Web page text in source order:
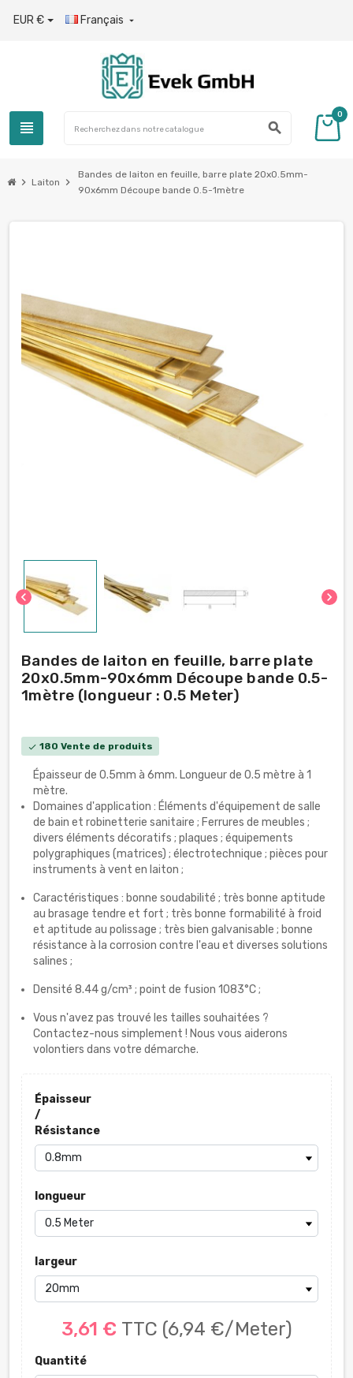
EUR € Français 
view_headline search
0
chevron_right Laiton chevron_right
Bandes de laiton en feuille, barre plate 20x0.5mm-
90x6mm Découpe bande 0.5-1mètre
chevron_left chevron_right
Bandes de laiton en feuille, barre plate
20x0.5mm-90x6mm Découpe bande 0.5-
1mètre (longueur : 0.5 Meter)
check 180 Vente de produits
Épaisseur de 0.5mm à 6mm. Longueur de 0.5 mètre à 1
mètre.
Domaines d'application : Éléments d'équipement de salle
de bain et robinetterie sanitaire ; Ferrures de meubles ;
divers éléments décoratifs ; plaques ; équipements
polygraphiques (matrices) ; électrotechnique ; pièces pour
instruments à vent en laiton ;
Caractéristiques : bonne soudabilité ; très bonne aptitude
au brasage tendre et fort ; très bonne formabilité à froid
et aptitude au polissage ; très bien galvanisable ; bonne
résistance à la corrosion contre l'eau et diverses solutions
salines ;
Densité 8.44 g/cm³ ; point de fusion 1083°C ;
Vous n'avez pas trouvé les tailles souhaitées ?
Contactez-nous simplement ! Nous vous aiderons
volontiers dans votre démarche.
Épaisseur
/
Résistance
longueur
largeur
3,61 € TTC (6,94 €/Meter)
Quantité